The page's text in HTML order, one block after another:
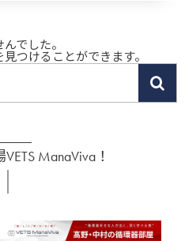
でした。
つけることができます。
ManaViva！